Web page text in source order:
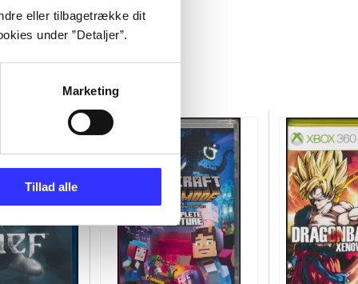
eller tilbagetrække dit
under ”Detaljer”.
Marketing
Tillad alle